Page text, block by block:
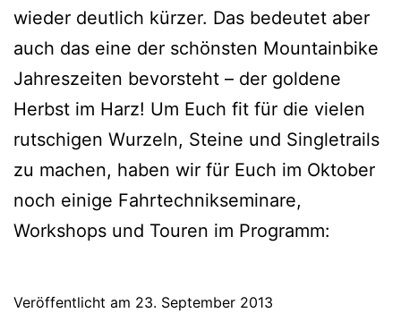
wieder deutlich kürzer. Das bedeutet aber
auch das eine der schönsten Mountainbike
Jahreszeiten bevorsteht – der goldene
Herbst im Harz! Um Euch fit für die vielen
rutschigen Wurzeln, Steine und Singletrails
zu machen, haben wir für Euch im Oktober
noch einige Fahrtechnikseminare,
Workshops und Touren im Programm:
Veröffentlicht am 23. September 2013